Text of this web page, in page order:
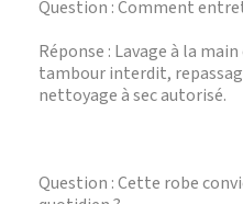
Question : Comment
Réponse : Lavage à la
tambour interdit,
nettoyage à sec autorisé.
Question : Cette robe